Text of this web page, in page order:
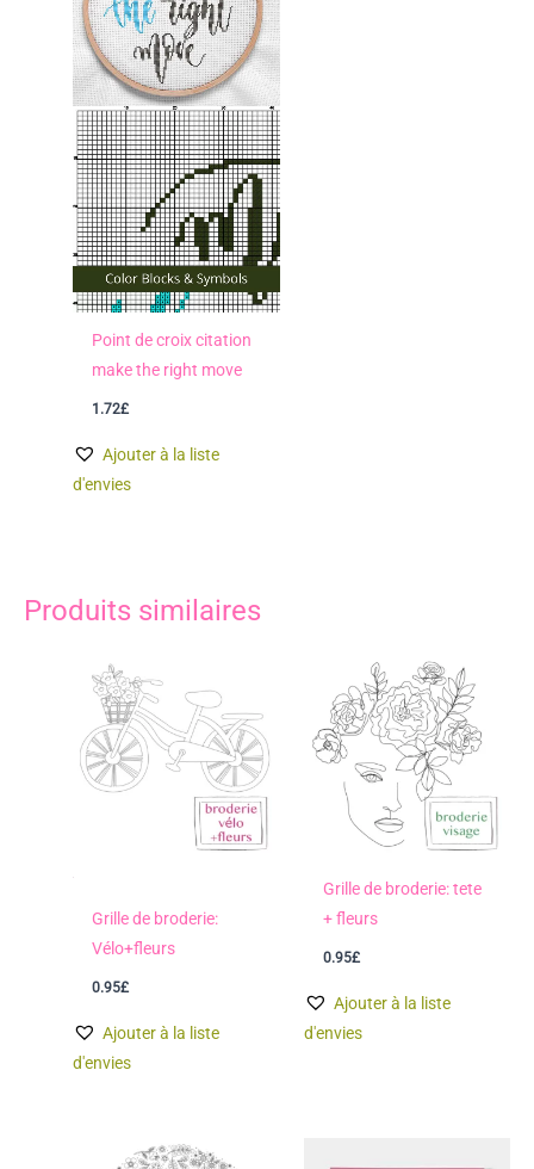
Point de croix citation
make the right move
1.72£
Ajouter à la liste
d'envies
Produits similaires
Grille de broderie:
Vélo+fleurs
0.95£
Ajouter à la liste
d'envies
Grille de broderie: tete
+ fleurs
0.95£
Ajouter à la liste
d'envies